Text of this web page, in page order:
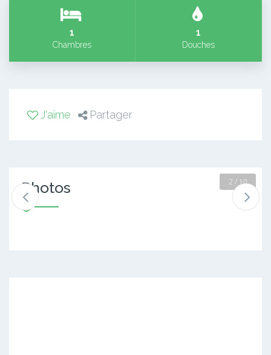
1
Chambres
1
Douches
J'aime Partager
Photos 2 / 10